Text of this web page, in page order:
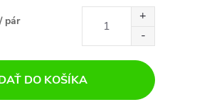
/ pár
DO KOŠÍKA